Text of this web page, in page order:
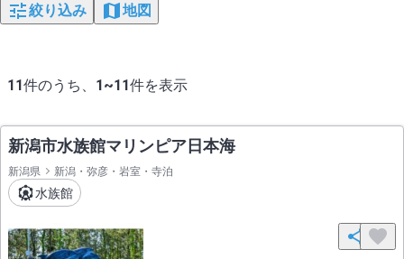
絞り込み 地図
11件のうち、 1~11件を表示
新潟市水族館マリンピア日本海
新潟県 新潟・弥彦・岩室・寺泊
水族館